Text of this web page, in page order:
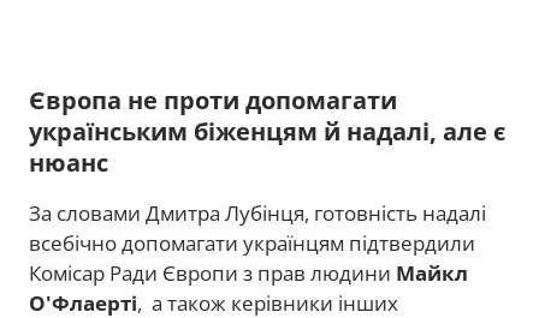
Європа не проти допомагати
українським біженцям й надалі, але є
нюанс
За словами Дмитра Лубінця, готовність надалі
всебічно допомагати українцям підтвердили
Комісар Ради Європи з прав людини Майкл
О'Флаерті, а також керівники інших